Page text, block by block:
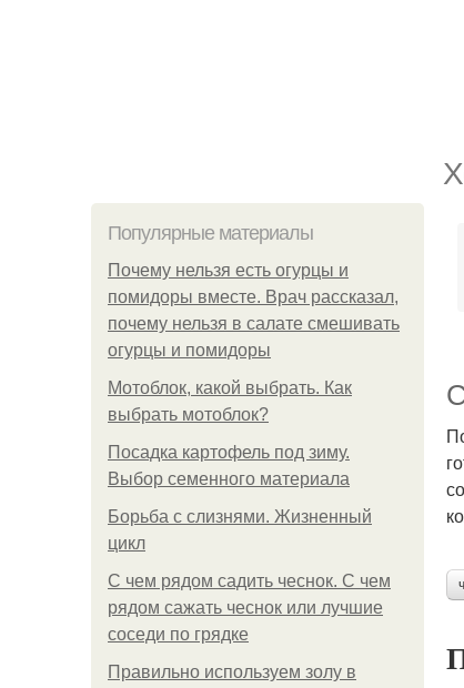
Популярные материалы
Почему нельзя есть огурцы и
помидоры вместе. Врач рассказал,
почему нельзя в салате смешивать
огурцы и помидоры
Мотоблок, какой выбрать. Как
выбрать мотоблок?
Посадка картофель под зиму.
Выбор семенного материала
Борьба с слизнями. Жизненный
цикл
С чем рядом садить чеснок. С чем
рядом сажать чеснок или лучшие
соседи по грядке
Правильно используем золу в